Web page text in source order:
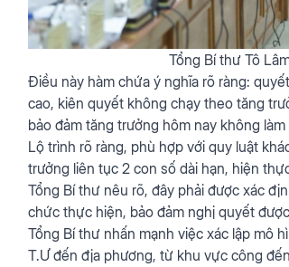
Tổng Bí thư Tô
Điều này hàm chứa ý nghĩa rõ ràng:
cao, kiên quyết không chạy theo tăng
bảo đảm tăng trưởng hôm nay không
Lộ trình rõ ràng, phù hợp với quy luật
trưởng liên tục 2 con số dài hạn, hiện
Tổng Bí thư nêu rõ, đây phải được xác
chức thực hiện, bảo đảm nghị quyết
Tổng Bí thư nhấn mạnh việc xác lập mô
T.Ư đến địa phương, từ khu vực công